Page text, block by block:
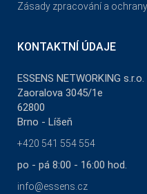
Zásady zpracování a
KONTAKTNÍ ÚDAJE
ESSENS NETWORKING s.r.o.
Zaoralova 3045/1e
62800
Brno - Líšeň
+420 541 554 554
po - pá 8:00 - 16:00 hod.
info@essens.cz